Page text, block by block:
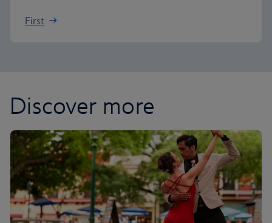
First
Discover more